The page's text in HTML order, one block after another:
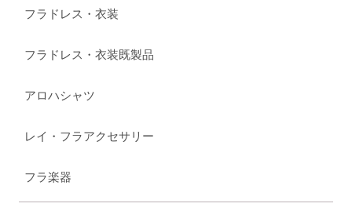
フラドレス・衣装
フラドレス・衣装既製品
アロハシャツ
レイ・フラアクセサリー
フラ楽器